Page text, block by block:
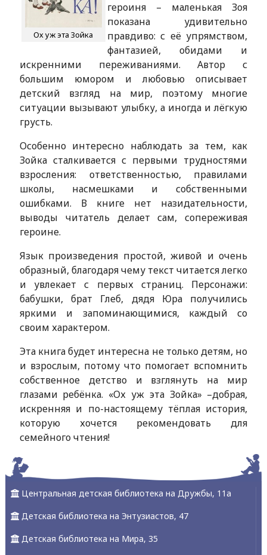
Ох уж эта Зойка
героиня – маленькая Зоя
показана удивительно
правдиво: с её упрямством,
фантазией, обидами и
искренними переживаниями. Автор с
большим юмором и любовью описывает
детский взгляд на мир, поэтому многие
ситуации вызывают улыбку, а иногда и лёгкую
грусть.
Особенно интересно наблюдать за тем, как
Зойка сталкивается с первыми трудностями
взросления: ответственностью, правилами
школы, насмешками и собственными
ошибками. В книге нет назидательности,
выводы читатель делает сам, сопереживая
героине.
Язык произведения простой, живой и очень
образный, благодаря чему текст читается легко
и увлекает с первых страниц. Персонажи:
бабушки, брат Глеб, дядя Юра получились
яркими и запоминающимися, каждый со
своим характером.
Эта книга будет интересна не только детям, но
и взрослым, потому что помогает вспомнить
собственное детство и взглянуть на мир
глазами ребёнка. «Ох уж эта Зойка» –добрая,
искренняя и по-настоящему тёплая история,
которую хочется рекомендовать для
семейного чтения!
Центральная детская библиотека на Дружбы, 11а
Детская библиотека на Энтузиастов, 47
Детская библиотека на Мира, 35